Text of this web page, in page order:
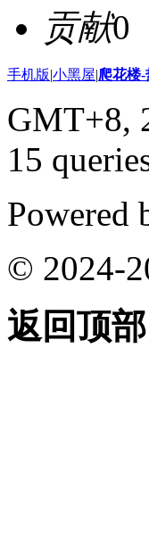
贡献0
手机版|小黑屋|爬花楼
GMT+8,
15
Powered
© 2024-
返回顶部